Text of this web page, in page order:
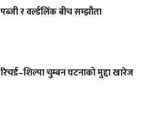
पब्जी र वर्ल्डलिंक बीच सम्झौता
रिचर्ड–शिल्पा चुम्बन घटनाको मुद्दा खारेज